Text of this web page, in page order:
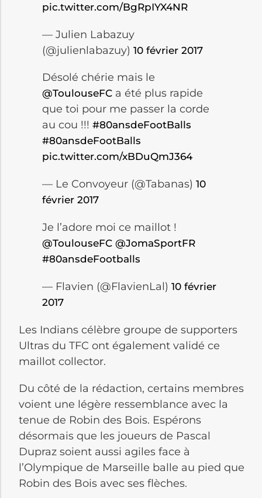
pic.twitter.com/BgRpIYX4NR
— Julien Labazuy
(@julienlabazuy) 10 février 2017
Désolé chérie mais le
@ToulouseFC a été plus rapide
que toi pour me passer la corde
au cou !!! #80ansdeFootBalls
#80ansdeFootBalls
pic.twitter.com/xBDuQmJ364
— Le Convoyeur (@Tabanas) 10
février 2017
Je l’adore moi ce maillot !
@ToulouseFC @JomaSportFR
#80ansdeFootballs
— Flavien (@FlavienLal) 10 février
2017
Les Indians célèbre groupe de supporters
Ultras du TFC ont également validé ce
maillot collector.
Du côté de la rédaction, certains membres
voient une légère ressemblance avec la
tenue de Robin des Bois. Espérons
désormais que les joueurs de Pascal
Dupraz soient aussi agiles face à
l’Olympique de Marseille balle au pied que
Robin des Bois avec ses flèches.